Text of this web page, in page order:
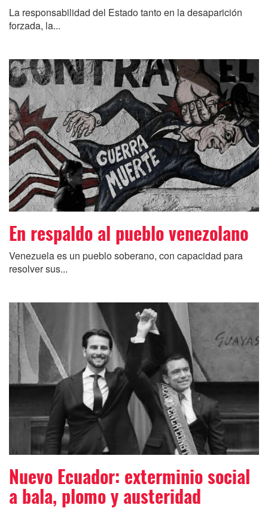
La responsabilidad del Estado tanto en la desaparición
forzada, la...
En respaldo al pueblo venezolano
Venezuela es un pueblo soberano, con capacidad para
resolver sus...
Nuevo Ecuador: exterminio social
a bala, plomo y austeridad